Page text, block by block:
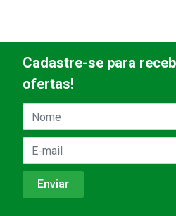
Cadastre-se para
ofertas!